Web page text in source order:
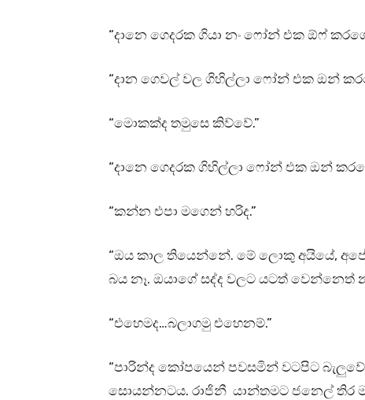
“දානෙ ගෙදරක ගියා නං ෆෝන් එක ඕෆ්
“දාන ගෙවල් වල ගිහිල්ලා ෆෝන් එක ඔන්
“මොකක්ද තමුසෙ කිව්වේ.”
“දානෙ ගෙදරක ගිහිල්ලා ෆෝන් එක ඔන්
“කන්න එපා මගෙන් හරිද.”
“ඔය කාල තියෙන්නේ. මේ ලොකු අයියේ,
බය නෑ. ඔයාගේ සද්ද වලට යටත් වෙන්නෙත්
“එහෙමද…බලාගමු එහෙනම්.”
“පාරින්ද කෝපයෙන් පවසමින් වටපිට
සොයන්නටය. රාජිනී යාන්තමට ජනෙල් තිර